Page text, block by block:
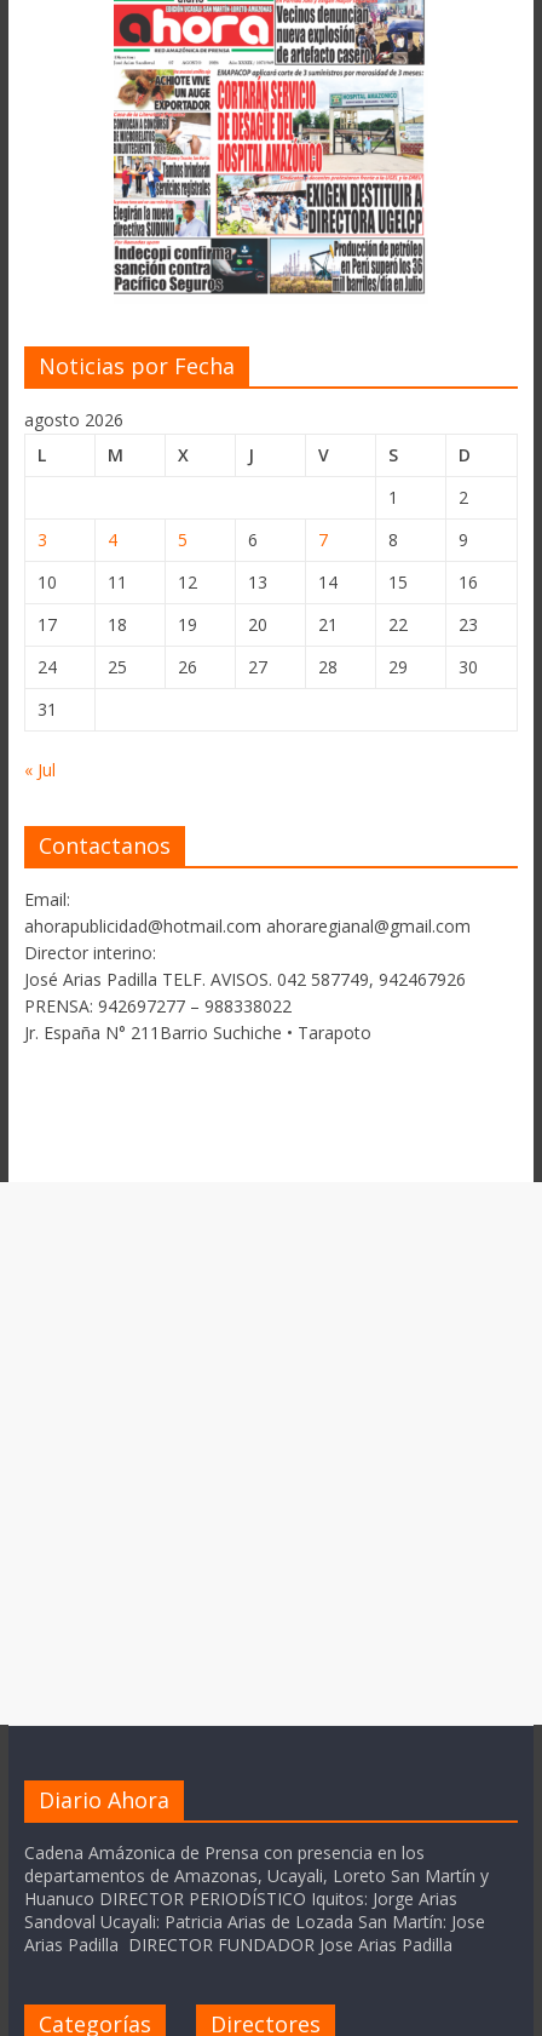
Noticias por Fecha
agosto 2026
L
M X J V S
D
1
2
3
4 5 6 7 8
9
10
11 12 13 14 15
16
17
18 19 20 21 22
23
24
25 26 27 28 29
30
31
« Jul
Contactanos
Email:
ahorapublicidad@hotmail.com ahoraregianal@gmail.com
Director interino:
José Arias Padilla TELF. AVISOS. 042 587749, 942467926
PRENSA: 942697277 – 988338022
Jr. España N° 211Barrio Suchiche • Tarapoto
Diario Ahora
Cadena Amázonica de Prensa con presencia en los
departamentos de Amazonas, Ucayali, Loreto San Martín y
Huanuco DIRECTOR PERIODÍSTICO Iquitos: Jorge Arias
Sandoval Ucayali: Patricia Arias de Lozada San Martín: Jose
Arias Padilla DIRECTOR FUNDADOR Jose Arias Padilla
Categorías Directores